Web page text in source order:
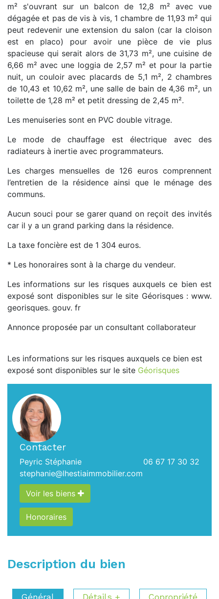
m² s'ouvrant sur un balcon de 12,8 m² avec vue
dégagée et pas de vis à vis, 1 chambre de 11,93 m² qui
peut redevenir une extension du salon (car la cloison
est en placo) pour avoir une pièce de vie plus
spacieuse qui serait alors de 31,73 m², une cuisine de
6,66 m² avec une loggia de 2,57 m² et pour la partie
nuit, un couloir avec placards de 5,1 m², 2 chambres
de 10,43 et 10,62 m², une salle de bain de 4,36 m², un
toilette de 1,28 m² et petit dressing de 2,45 m².
Les menuiseries sont en PVC double vitrage.
Le mode de chauffage est électrique avec des
radiateurs à inertie avec programmateurs.
Les charges mensuelles de 126 euros comprennent
l’entretien de la résidence ainsi que le ménage des
communs.
Aucun souci pour se garer quand on reçoit des invités
car il y a un grand parking dans la résidence.
La taxe foncière est de 1 304 euros.
* Les honoraires sont à la charge du vendeur.
Les informations sur les risques auxquels ce bien est
exposé sont disponibles sur le site Géorisques : www.
georisques. gouv. fr
Annonce proposée par un consultant collaborateur
Les informations sur les risques auxquels ce bien est
exposé sont disponibles sur le site Géorisques
Contacter
Peyric Stéphanie
06 67 17 30 32
stephanie@lhestiaimmobilier.com
Voir les biens
Honoraires
Description du bien
Général Détails + Copropriété